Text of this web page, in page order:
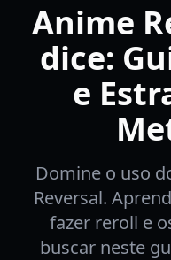
Anime
dice:
e
Domine o uso
Reversal.
fazer reroll e
buscar neste